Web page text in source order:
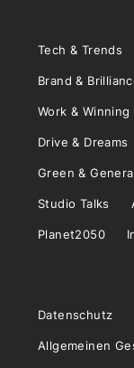
Tech & Trends
Brand &
Work & Winning
Drive & Dreams
Green &
Studio Talks
Planet2050
Datenschutz
Allgemeinen